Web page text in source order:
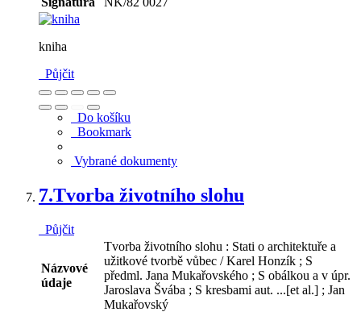
kniha
Půjčit
Do košíku
Bookmark
Vybrané dokumenty
7.Tvorba životního slohu
Půjčit
Názvové
údaje
Tvorba životního slohu : Stati o architektuře a
užitkové tvorbě vůbec / Karel Honzík ; S
předml. Jana Mukařovského ; S obálkou a v úpr.
Jaroslava Švába ; S kresbami aut. ...[et al.] ; Jan
Mukařovský